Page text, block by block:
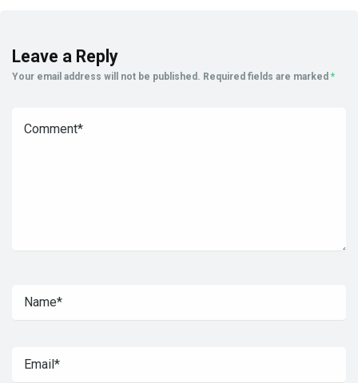
Leave a Reply
Your email address will not be published. Required fields are marked *